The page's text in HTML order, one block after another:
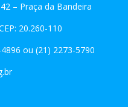
– Praça da Bandeira
20.260-110
ou (21) 2273-5790